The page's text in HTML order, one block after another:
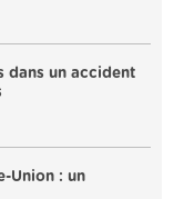
dans un accident
Union : un